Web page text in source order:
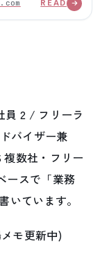
READ
員 2 / フリーラ
バイザー兼
数社・フリー
ースで「業務
ています。
モ更新中)